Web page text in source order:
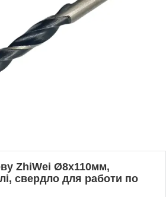
ZhiWei Ø8х110мм,
свердло для работи по